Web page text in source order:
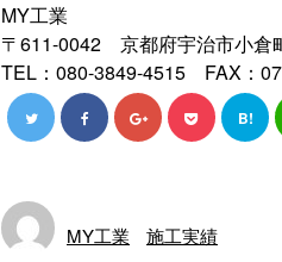
MY工業
〒611-0042 京都府宇治市小
TEL：080-3849-4515 FAX：
B!
MY工業 施工実績